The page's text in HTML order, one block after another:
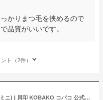
かりまつ毛を挟めるので
品質がいいです。
ト（2件）
KOBAKO アイラッシュカーラー(ミニ) | 貝印 KOBAKO コバコ 公式 ビューティーツール ビューラー コンパクト 部分用 携帯用 まつ毛カーラー アイラッシュ カーラー メイク道具